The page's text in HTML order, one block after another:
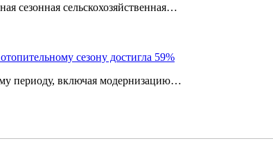
сезонная сельскохозяйственная…
сезону достигла 59%
периоду, включая модернизацию…